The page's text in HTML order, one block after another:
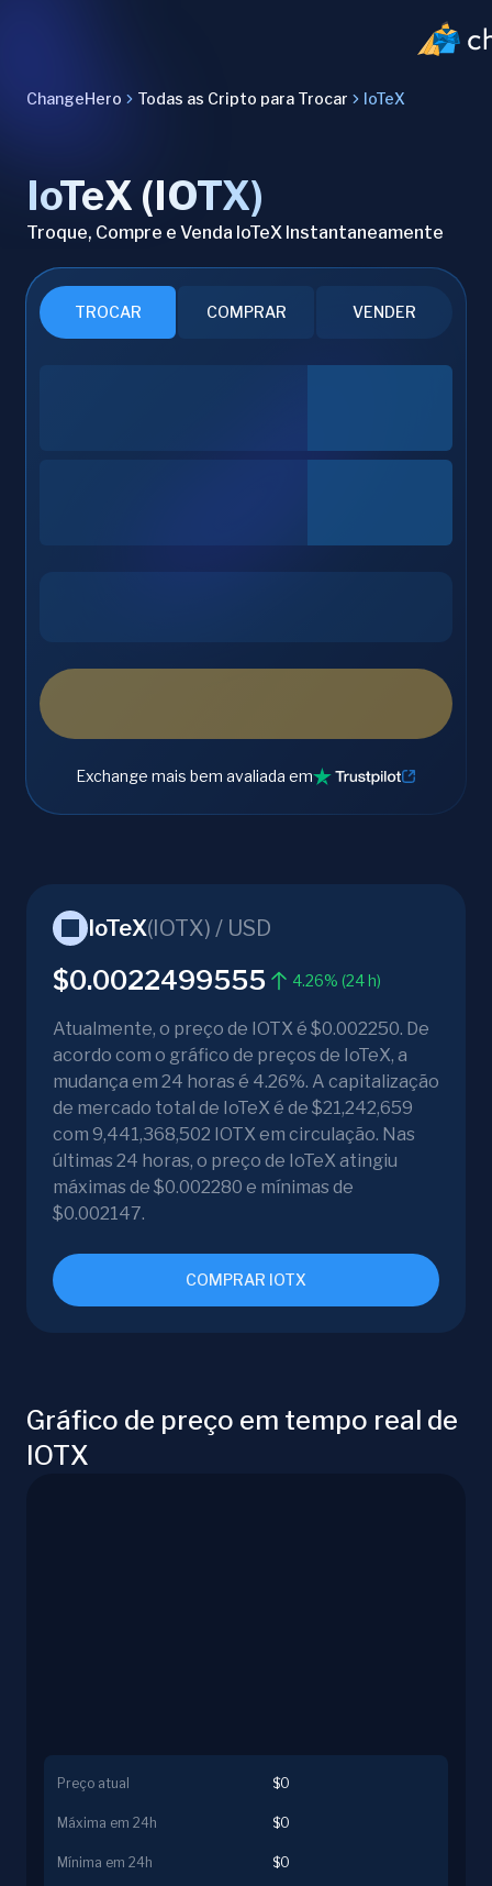
ChangeHero Todas as Cripto para Trocar IoTeX
IoTeX (IOTX)
Troque, Compre e Venda IoTeX Instantaneamente
TROCAR COMPRAR VENDER
Exchange mais bem avaliada em
IoTeX(IOTX) / USD
$0.0022499555 4.26% (24 h)
Atualmente, o preço de IOTX é $0.002250. De
acordo com o gráfico de preços de IoTeX, a
mudança em 24 horas é 4.26%. A capitalização
de mercado total de IoTeX é de $21,242,659
com 9,441,368,502 IOTX em circulação. Nas
últimas 24 horas, o preço de IoTeX atingiu
máximas de $0.002280 e mínimas de
$0.002147.
COMPRAR IOTX
Gráfico de preço em tempo real de
IOTX
Preço atual $0
Máxima em 24h $0
Mínima em 24h $0